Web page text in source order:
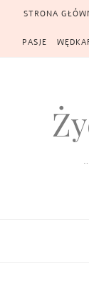
Skip to content
STRONA
PASJE